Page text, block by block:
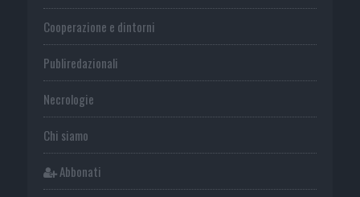
Cooperazione e dintorni
Publiredazionali
Necrologie
Chi siamo
Abbonati